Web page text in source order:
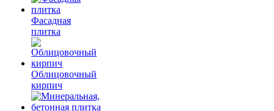
Фасадная
плитка
Облицовочный
кирпич